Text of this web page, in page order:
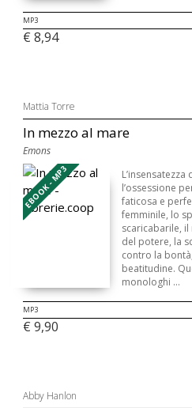
MP3
€ 8,94
Mattia Torre
In mezzo al mare
Emons
EBOOK - MP3
l’ossessione
faticosa e
femminile, lo
scaricabarile,
del potere, la
contro la
beatitudine.
monologhi ...
MP3
€ 9,90
Abby Hanlon